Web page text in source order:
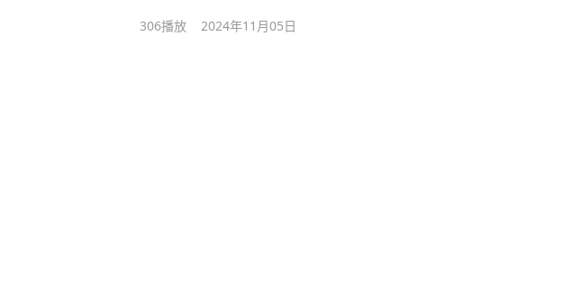
306播放 2024年11月05日